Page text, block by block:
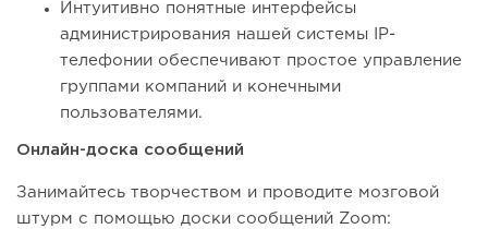
Интуитивно понятные интерфейсы
администрирования нашей системы IP-
телефонии обеспечивают простое управление
группами компаний и конечными
пользователями.
Онлайн-доска сообщений
Занимайтесь творчеством и проводите мозговой
штурм с помощью доски сообщений Zoom: